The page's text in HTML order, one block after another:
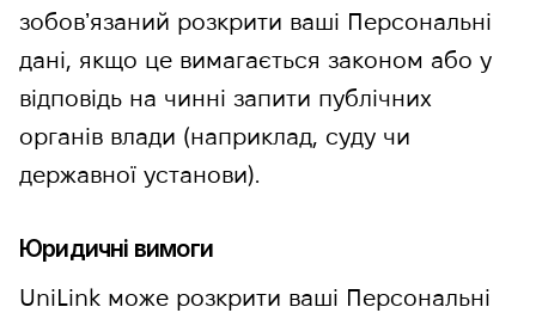
зобовʼязаний розкрити ваші Персональні
дані, якщо це вимагається законом або у
відповідь на чинні запити публічних
органів влади (наприклад, суду чи
державної установи).
Юридичні вимоги
UniLink може розкрити ваші Персональні